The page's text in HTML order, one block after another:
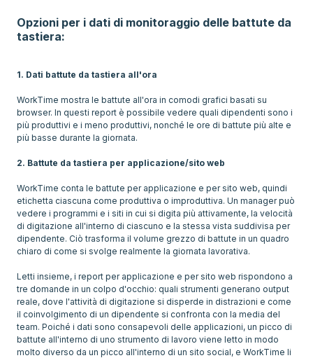
Opzioni per i dati di monitoraggio delle battute da
tastiera:
1. Dati battute da tastiera all'ora
WorkTime mostra le battute all'ora in comodi grafici basati su
browser. In questi report è possibile vedere quali dipendenti sono i
più produttivi e i meno produttivi, nonché le ore di battute più alte e
più basse durante la giornata.
2. Battute da tastiera per applicazione/sito web
WorkTime conta le battute per applicazione e per sito web, quindi
etichetta ciascuna come produttiva o improduttiva. Un manager può
vedere i programmi e i siti in cui si digita più attivamente, la velocità
di digitazione all'interno di ciascuno e la stessa vista suddivisa per
dipendente. Ciò trasforma il volume grezzo di battute in un quadro
chiaro di come si svolge realmente la giornata lavorativa.
Letti insieme, i report per applicazione e per sito web rispondono a
tre domande in un colpo d'occhio: quali strumenti generano output
reale, dove l'attività di digitazione si disperde in distrazioni e come
il coinvolgimento di un dipendente si confronta con la media del
team. Poiché i dati sono consapevoli delle applicazioni, un picco di
battute all'interno di uno strumento di lavoro viene letto in modo
molto diverso da un picco all'interno di un sito social, e WorkTime li